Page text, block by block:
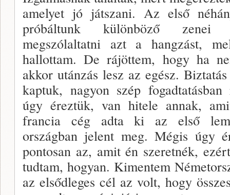
amelyet jó játszani. Az első
próbál­tunk különböző zenei
megszólaltatni azt a hangzást,
hallottam. De rájöttem, hogy ha
akkor utánzás lesz az egész.
kap­tuk, nagyon szép
úgy éreztük, van hitele annak,
francia cég adta ki az első
országban jelent meg. Mégis úgy
pontosan az, amit én szeretnék,
tudtam, hogyan. Kimentem
az elsődleges cél az volt, hogy